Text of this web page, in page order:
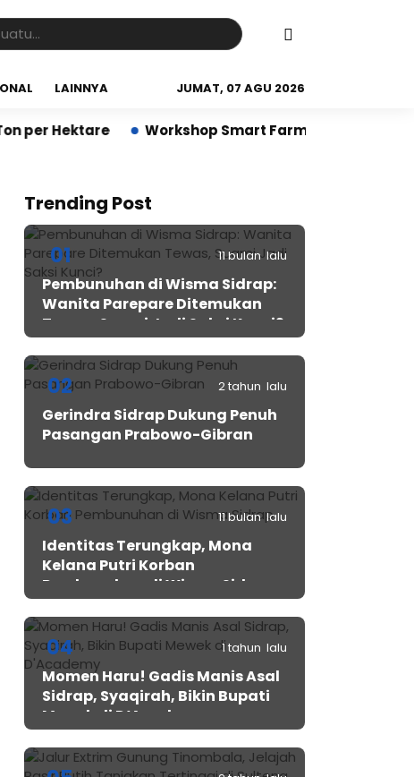
LAINNYA JUMAT, 07 AGU 2026
Workshop Smart Farming di Sidrap Bantu
Trending Post
01 11 bulan lalu
Pembunuhan di Wisma Sidrap:
Wanita Parepare Ditemukan
Tewas, Suami Jadi Saksi Kunci?
02 2 tahun lalu
Gerindra Sidrap Dukung Penuh
Pasangan Prabowo-Gibran
03 11 bulan lalu
Identitas Terungkap, Mona
Kelana Putri Korban
Pembunuhan di Wisma Sidrap
04 1 tahun lalu
Momen Haru! Gadis Manis Asal
Sidrap, Syaqirah, Bikin Bupati
Mewek di D’Academy​